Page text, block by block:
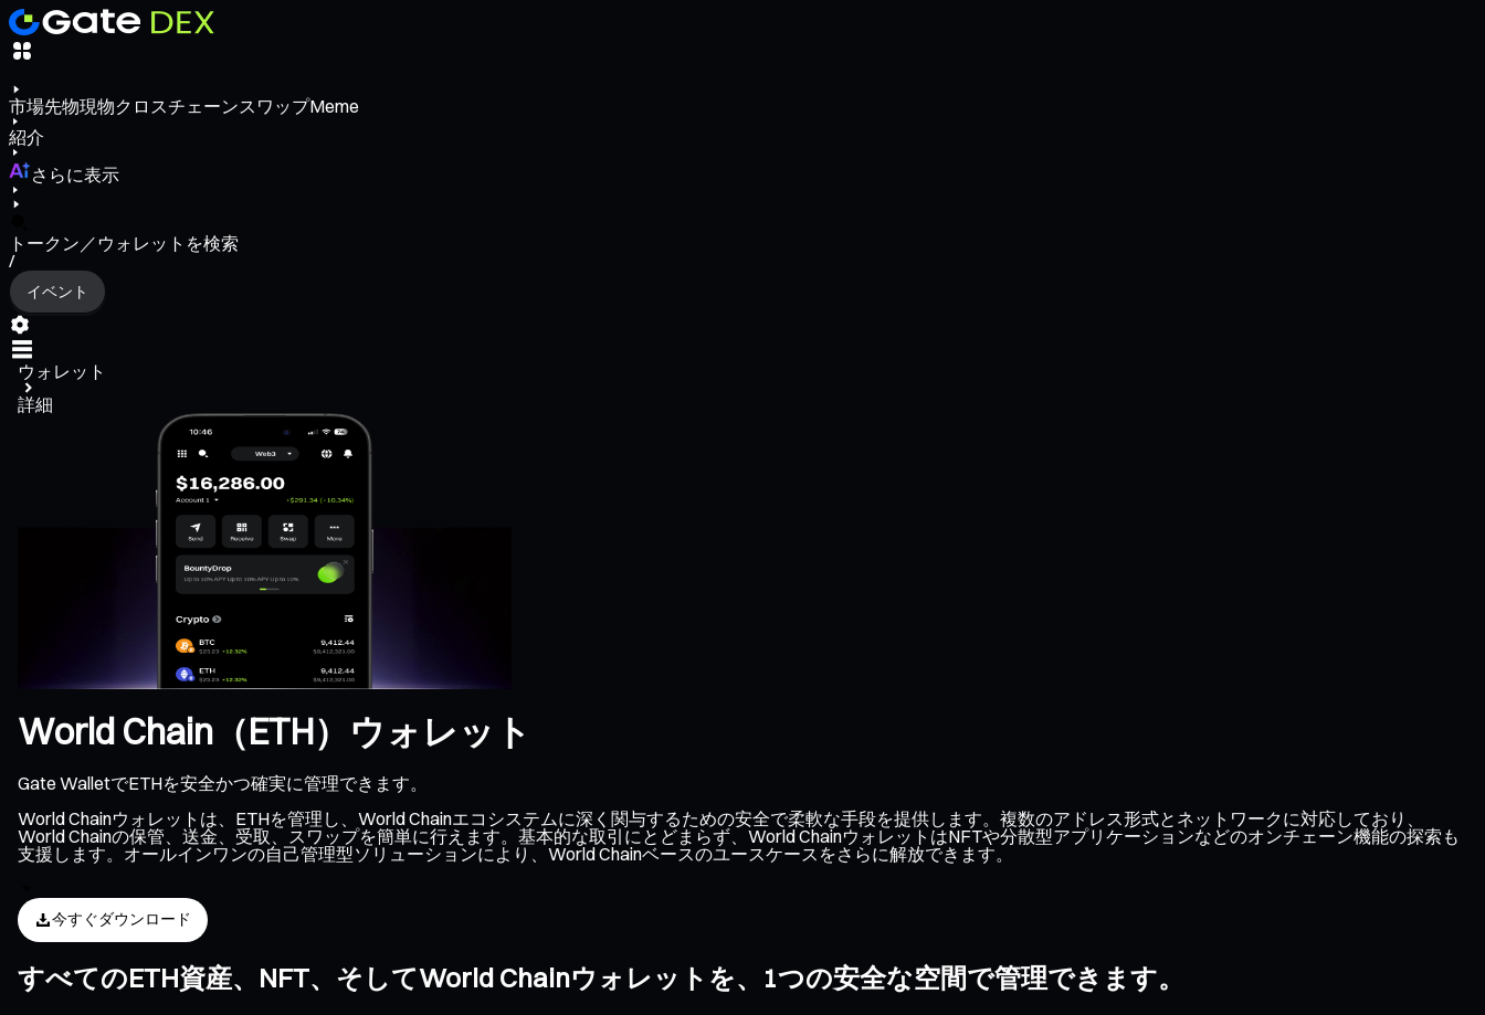
市場先物現物クロスチェーンスワップMeme
紹介
さらに表示
トークン／ウォレットを検索
/
イベント
ウォレット
詳細
World Chain（ETH）ウォレット
Gate WalletでETHを安全かつ確実に管理できます。
World Chainウォレットは、ETHを管理し、World Chainエコシステムに深く関与するための安全で柔軟な手段を提供します。複数のアドレス形式とネットワークに対応しており、
World Chainの保管、送金、受取、スワップを簡単に行えます。基本的な取引にとどまらず、World ChainウォレットはNFTや分散型アプリケーションなどのオンチェーン機能の探索も
支援します。オールインワンの自己管理型ソリューションにより、World Chainベースのユースケースをさらに解放できます。
今すぐダウンロード
すべてのETH資産、NFT、そしてWorld Chainウォレットを、1つの安全な空間で管理できます。